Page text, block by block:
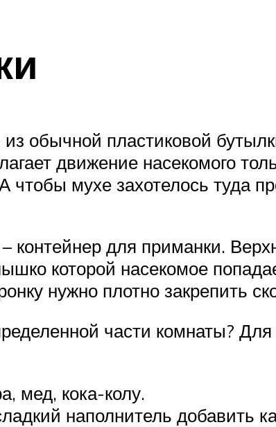
обычной пластиковой
движение насекомого
мухе захотелось туда
контейнер для приманки.
которой насекомое
нужно плотно закрепить
части комнаты? Для
мед, кока-колу.
наполнитель добавить